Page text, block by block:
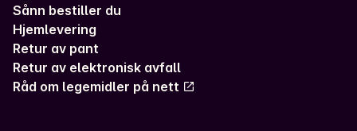
Sånn bestiller du
Hjemlevering
Retur av pant
Retur av elektronisk avfall
Råd om legemidler på nett